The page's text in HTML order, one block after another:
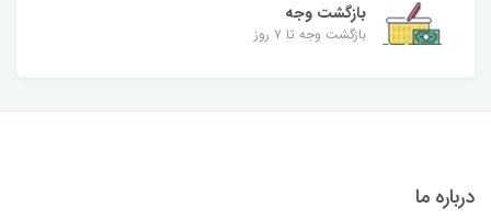
بازگشت وجه
بازگشت وجه تا ۷ روز
درباره ما